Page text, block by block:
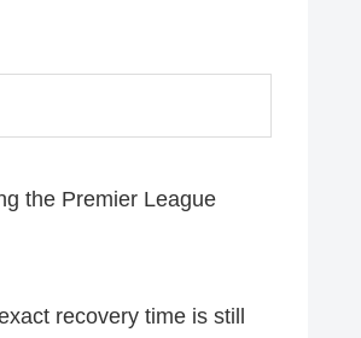
the Premier League
recovery time is still